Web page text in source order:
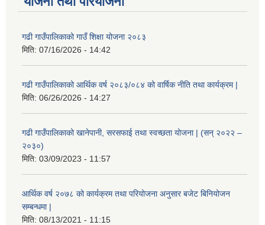
गढी गाउँपालिकाको गाउँ शिक्षा योजना २०८३
मिति: 07/16/2026 - 14:42
गढी गाउँपालिकाको आर्थिक वर्ष २०८३/०८४ को वार्षिक नीति तथा कार्यक्रम |
मिति: 06/26/2026 - 14:27
गढी गाउँपालिकाको खानेपानी, सरसफाई तथा स्वच्छता योजना | (सन् २०२२ –
२०३०)
मिति: 03/09/2023 - 11:57
आर्थिक वर्ष २०७८ को कार्यक्रम तथा परियोजना अनुसार बजेट बिनियोजन
सम्बन्धमा |
मिति: 08/13/2021 - 11:15